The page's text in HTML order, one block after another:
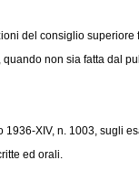
del consiglio superiore
non sia fatta dal
XIV, n. 1003, sugli
ed orali.